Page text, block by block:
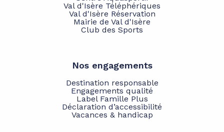
Val d'Isère Téléphériques
Val d'Isère Réservation
Mairie de Val d'Isère
Club des Sports
Nos engagements
Destination responsable
Engagements qualité
Label Famille Plus
Déclaration d’accessibilité
Vacances & handicap